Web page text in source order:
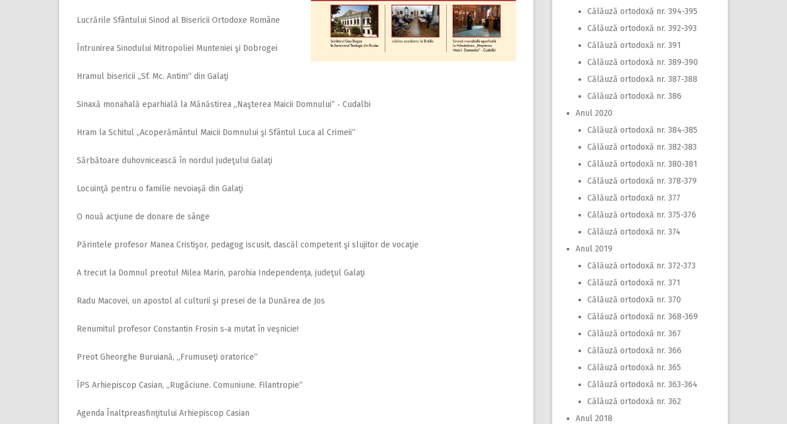
Lucrările Sfântului Sinod al Bisericii Ortodoxe Române
Întrunirea Sinodului Mitropoliei Munteniei şi Dobrogei
Hramul bisericii „Sf. Mc. Antim“ din Galaţi
Sinaxă monahală eparhială la Mănăstirea ,,Naşterea Maicii Domnului“ ‑ Cudalbi
Hram la Schitul „Acoperământul Maicii Domnului şi Sfântul Luca al Crimeii“
Sărbătoare duhovnicească în nordul judeţului Galaţi
Locuinţă pentru o familie nevoiaşă din Galaţi
O nouă acţiune de donare de sânge
Părintele profesor Manea Cristişor, pedagog iscusit, dascăl competent şi slujitor de vocaţie
A trecut la Domnul preotul Milea Marin, parohia Independenţa, judeţul Galaţi
Radu Macovei, un apostol al culturii şi presei de la Dunărea de Jos
Renumitul profesor Constantin Frosin s‑a mutat în veşnicie!
Preot Gheorghe Buruiană, „Frumuseţi oratorice“
ÎPS Arhiepiscop Casian, „Rugăciune. Comuniune. Filantropie“
Agenda Înaltpreasfinţitului Arhiepiscop Casian
Călăuză ortodoxă nr. 394-395
Călăuză ortodoxă nr. 392-393
Călăuză ortodoxă nr. 391
Călăuză ortodoxă nr. 389-390
Călăuză ortodoxă nr. 387-388
Călăuză ortodoxă nr. 386
Anul 2020
Călăuză ortodoxă nr. 384-385
Călăuză ortodoxă nr. 382-383
Călăuză ortodoxă nr. 380-381
Călăuză ortodoxă nr. 378-379
Călăuză ortodoxă nr. 377
Călăuză ortodoxă nr. 375-376
Călăuză ortodoxă nr. 374
Anul 2019
Călăuză ortodoxă nr. 372-373
Călăuză ortodoxă nr. 371
Călăuză ortodoxă nr. 370
Călăuză ortodoxă nr. 368-369
Călăuză ortodoxă nr. 367
Călăuză ortodoxă nr. 366
Călăuză ortodoxă nr. 365
Călăuză ortodoxă nr. 363-364
Călăuză ortodoxă nr. 362
Anul 2018